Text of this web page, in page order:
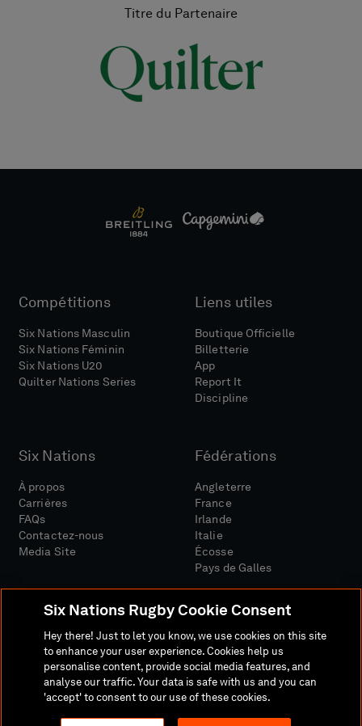
Titre du Partenaire
Compétitions
Six Nations Masculin
Six Nations Féminin
Six Nations U20
Quilter Nations Series
Liens utiles
Boutique Officielle
Billetterie
App
Report It
Discipline
Six Nations
À propos
Carrières
FAQs
Contactez-nous
Media Site
Fédérations
Angleterre
France
Irlande
Italie
Écosse
Pays de Galles
Site MédiaConditions Générales
Politique De ConfidentialitéPolitique De Cookies
Politique Sociale Et Numérique
Six Nations Rugby Cookie Consent
Hey there! Just to let you know, we use cookies on this site
to enhance your user experience. Cookies help us
personalise content, provide social media features, and
analyse our traffic. Your data is safe with us and you can
'accept' to consent to our use of these cookies.